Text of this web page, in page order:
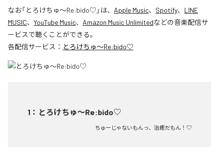
なお「とろけちゅ〜Re:bido♡ 」は、 Apple Music、 Spotify、 LINE
MUSIC、 YouTube Music、 Amazon Music Unlimitedなどの音楽配信サ
ービスで聴くことができる。
各配信サービス： とろけちゅ〜Re:bido♡
1 ： とろけちゅ〜Re:bido♡
ちゅーじゃないもんっ、治癒だもん！♡